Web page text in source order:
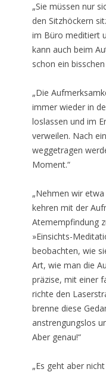
„Sie müssen nur
den Sitzhöckern
im Büro meditiert
kann auch beim
schon ein
„Die
immer wieder in
loslassen und im
verweilen. Nach
weggetragen
Moment.“
„Nehmen wir
kehren mit der
Atemempfindung
»Einsichts-
beobachten, wie
Art, wie man die
präzise, mit einer
richte den
brenne diese
anstrengungslos
Aber genau!“
„Es geht aber